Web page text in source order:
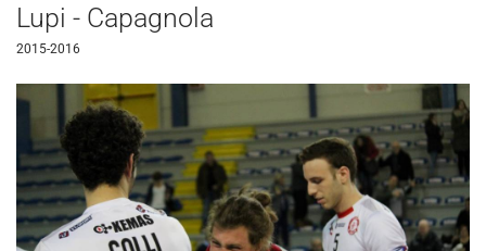
Lupi - Capagnola
2015-2016